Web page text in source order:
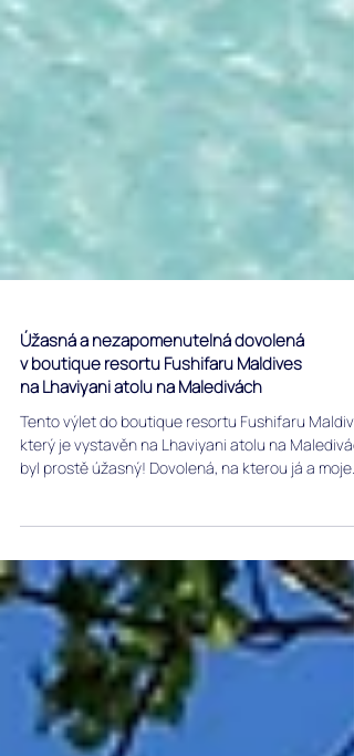
Úžasná a nezapomenutelná dovolená
v boutique resortu Fushifaru Maldives
na Lhaviyani atolu na Maledivách
Tento výlet do boutique resortu Fushifaru
byl prostě úžasný! Dovolená, na kterou já a moje
Nakonec bych chtěl také zvlášť poděkovat naší
cestovní kanceláři other way holiday, která to
všechno zorganizovala a za to, že to udělala co
nejefektivnější!